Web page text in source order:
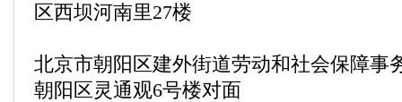
区西坝河南里27楼
北京市朝阳区建外街道劳动和社会保障事
朝阳区灵通观6号楼对面